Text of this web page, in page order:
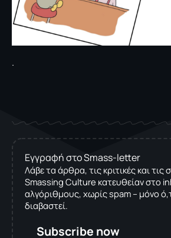
.
Εγγραφή στο Smass-letter
Λάβε τα άρθρα, τις κριτικές και τις
Smassing Culture κατευθείαν στο
αλγόριθμους, χωρίς spam – μόνο
διαβαστεί.
Subscribe now